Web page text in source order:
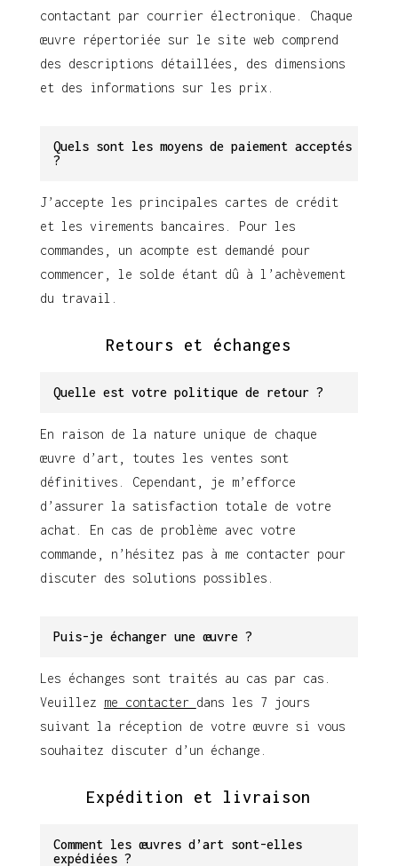
contactant par courrier électronique. Chaque
œuvre répertoriée sur le site web comprend
des descriptions détaillées, des dimensions
et des informations sur les prix.
Quels sont les moyens de paiement acceptés
?
J’accepte les principales cartes de crédit
et les virements bancaires. Pour les
commandes, un acompte est demandé pour
commencer, le solde étant dû à l’achèvement
du travail.
Retours et échanges
Quelle est votre politique de retour ?
En raison de la nature unique de chaque
œuvre d’art, toutes les ventes sont
définitives. Cependant, je m’efforce
d’assurer la satisfaction totale de votre
achat. En cas de problème avec votre
commande, n’hésitez pas à me contacter pour
discuter des solutions possibles.
Puis-je échanger une œuvre ?
Les échanges sont traités au cas par cas.
Veuillez me contacter dans les 7 jours
suivant la réception de votre œuvre si vous
souhaitez discuter d’un échange.
Expédition et livraison
Comment les œuvres d’art sont-elles
expédiées ?